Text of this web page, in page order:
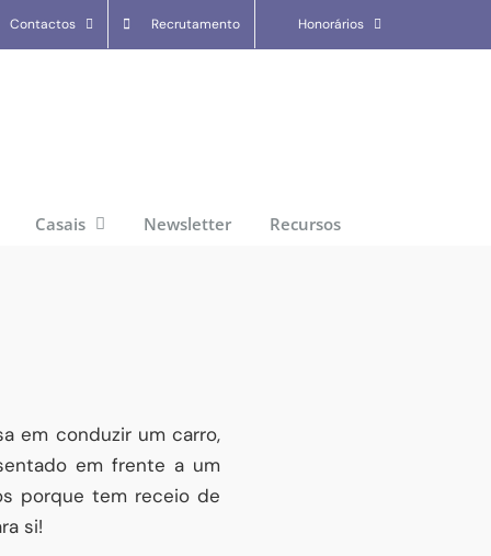
Contactos Recrutamento Honorários
Casais Newsletter Recursos
em conduzir um carro,
em frente a um
porque tem receio de
si!